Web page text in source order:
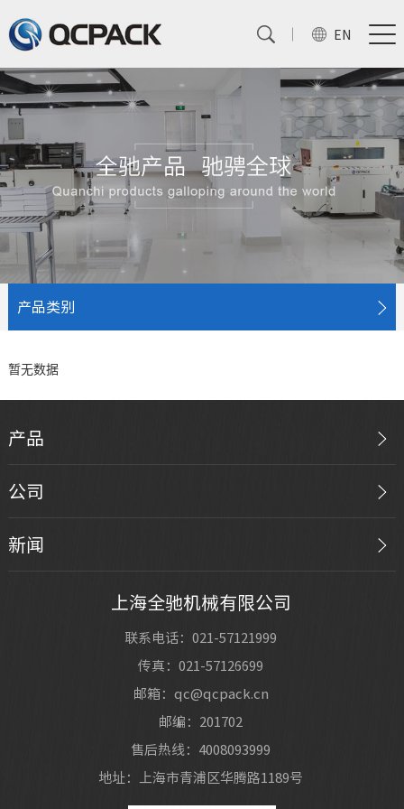
EN
产品类别
暂无数据
产品
公司
新闻
上海全驰机械有限公司
联系电话：021-57121999
传真：021-57126699
邮箱：qc@qcpack.cn
邮编：201702
售后热线：4008093999
地址：上海市青浦区华腾路1189号